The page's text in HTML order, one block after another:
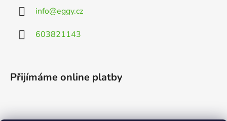
info@eggy.cz
603821143
Přijímáme online platby